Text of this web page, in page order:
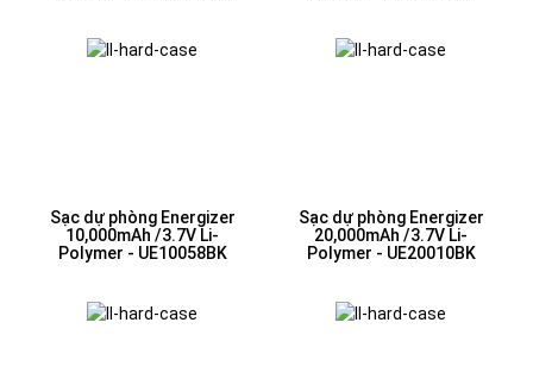
Sạc dự phòng Energizer
10,000mAh /3.7V Li-
Polymer - UE10058BK
Sạc dự phòng Energizer
20,000mAh /3.7V Li-
Polymer - UE20010BK